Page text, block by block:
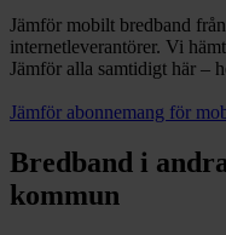
Jämför mobilt bredband
internetleverantörer. Vi
Jämför alla samtidigt här –
Jämför abonnemang för
Bredband i
kommun